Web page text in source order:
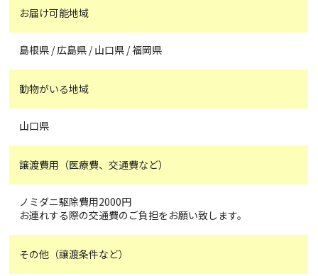
お届け可能地域
島根県 / 広島県 / 山口県 / 福岡県
動物がいる地域
山口県
譲渡費用（医療費、交通費など）
ノミダニ駆除費用2000円
お連れする際の交通費のご負担をお願い致します。
その他（譲渡条件など）